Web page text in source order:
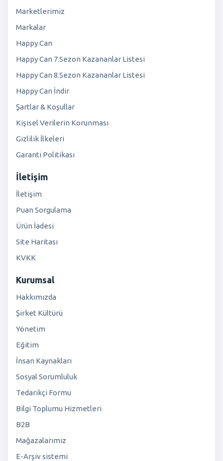
Marketlerimiz
Markalar
Happy Can
Happy Can 7.Sezon Kazananlar Listesi
Happy Can 8.Sezon Kazananlar Listesi
Happy Can İndir
Şartlar & Koşullar
Kişisel Verilerin Korunması
Gizlilik İlkeleri
Garanti Politikası
İletişim
İletişim
Puan Sorgulama
Ürün İadesi
Site Haritası
KVKK
Kurumsal
Hakkımızda
Şirket Kültürü
Yönetim
Eğitim
İnsan Kaynakları
Sosyal Sorumluluk
Tedarikçi Formu
Bilgi Toplumu Hizmetleri
B2B
Mağazalarımız
E-Arşiv sistemi